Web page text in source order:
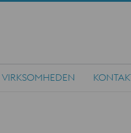
VIRKSOMHEDEN